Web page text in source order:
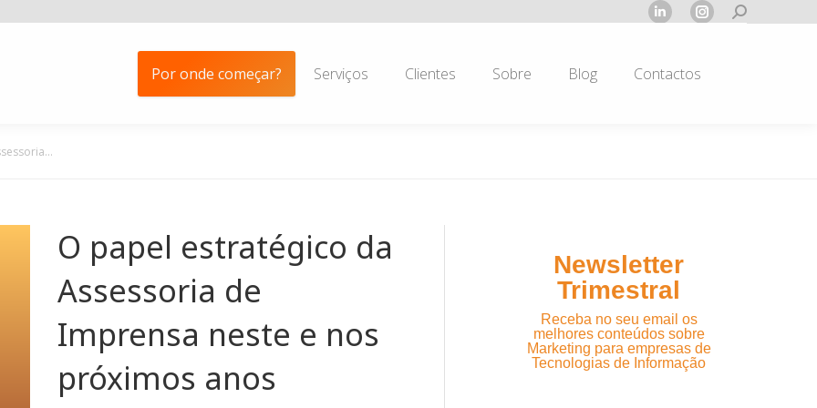
Linkedin
opens
Instagram
Search:
Por onde começar? Serviços Clientes Sobre Blog Contactos
O papel estratégico da
Assessoria de
Imprensa neste e nos
próximos anos
Newsletter
Trimestral
Receba no seu email os
melhores conteúdos sobre
Marketing para empresas de
Tecnologias de Informação